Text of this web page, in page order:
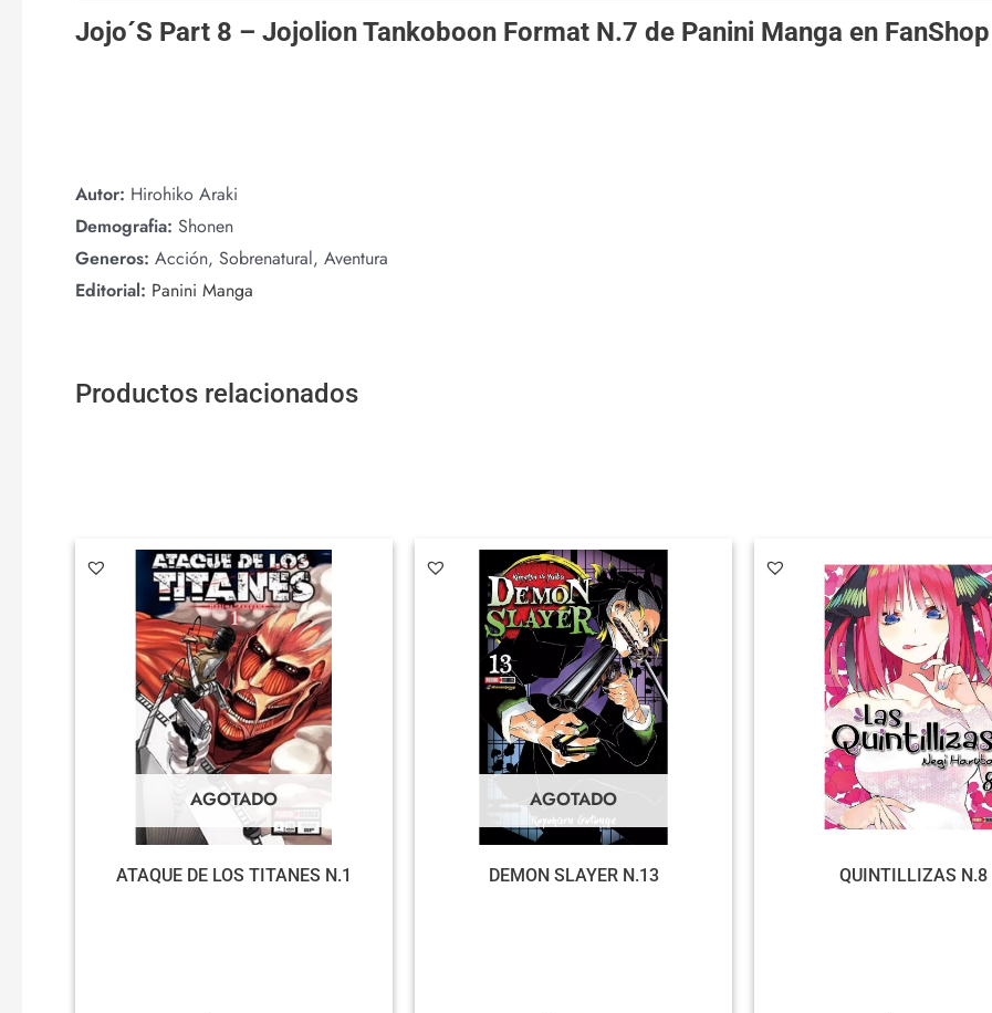
Jojo´S Part 8 – Jojolion Tankoboon Format N.7 de Panini Manga en FanShop
Autor: Hirohiko Araki
Demografia: Shonen
Generos: Acción, Sobrenatural, Aventura
Editorial: Panini Manga
Productos relacionados
AGOTADO
ATAQUE DE LOS TITANES N.1
AGOTADO
DEMON SLAYER N.13 QUINTILLIZAS N.8